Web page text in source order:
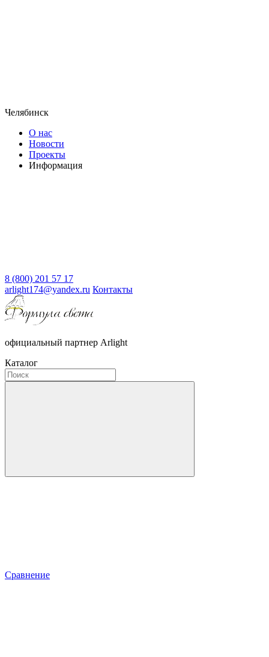
Челябинск
О нас
Новости
Проекты
Информация
8 (800) 201 57 17
arlight174@yandex.ru Контакты
официальный партнер Arlight
Каталог
Сравнение